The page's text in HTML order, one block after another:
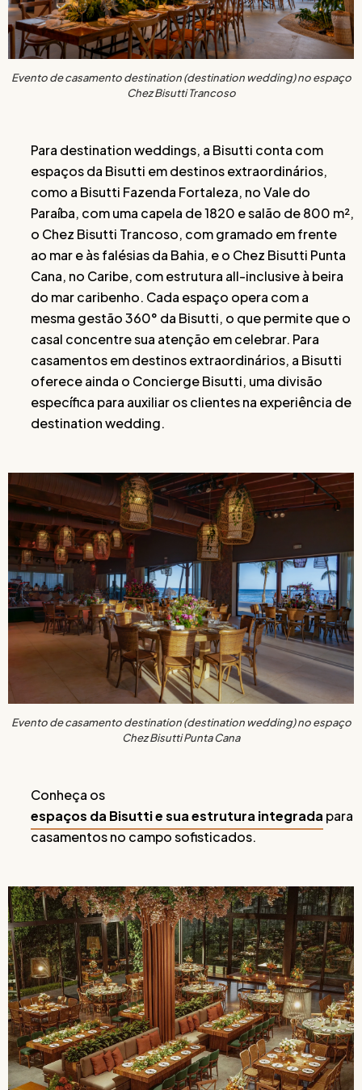
Evento de casamento destination (destination wedding) no espaço
Chez Bisutti Trancoso
Para destination weddings, a Bisutti conta com
espaços da Bisutti em destinos extraordinários,
como a Bisutti Fazenda Fortaleza, no Vale do
Paraíba, com uma capela de 1820 e salão de 800 m²,
o Chez Bisutti Trancoso, com gramado em frente
ao mar e às falésias da Bahia, e o Chez Bisutti Punta
Cana, no Caribe, com estrutura all-inclusive à beira
do mar caribenho. Cada espaço opera com a
mesma gestão 360° da Bisutti, o que permite que o
casal concentre sua atenção em celebrar. Para
casamentos em destinos extraordinários, a Bisutti
oferece ainda o Concierge Bisutti, uma divisão
específica para auxiliar os clientes na experiência de
destination wedding.
Evento de casamento destination (destination wedding) no espaço
Chez Bisutti Punta Cana
Conheça os
espaços da Bisutti e sua estrutura integrada para
casamentos no campo sofisticados.